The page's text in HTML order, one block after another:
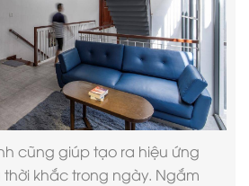
cũng giúp tạo ra hiệu ứng
khắc trong ngày. Ngắm